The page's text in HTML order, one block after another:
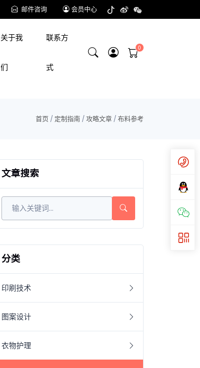
邮件咨询 会员中心
关于我
们
联系方
式
首页 / 定制指南/攻略文章/布料参考
文章搜索
分类
印刷技术
图案设计
衣物护理